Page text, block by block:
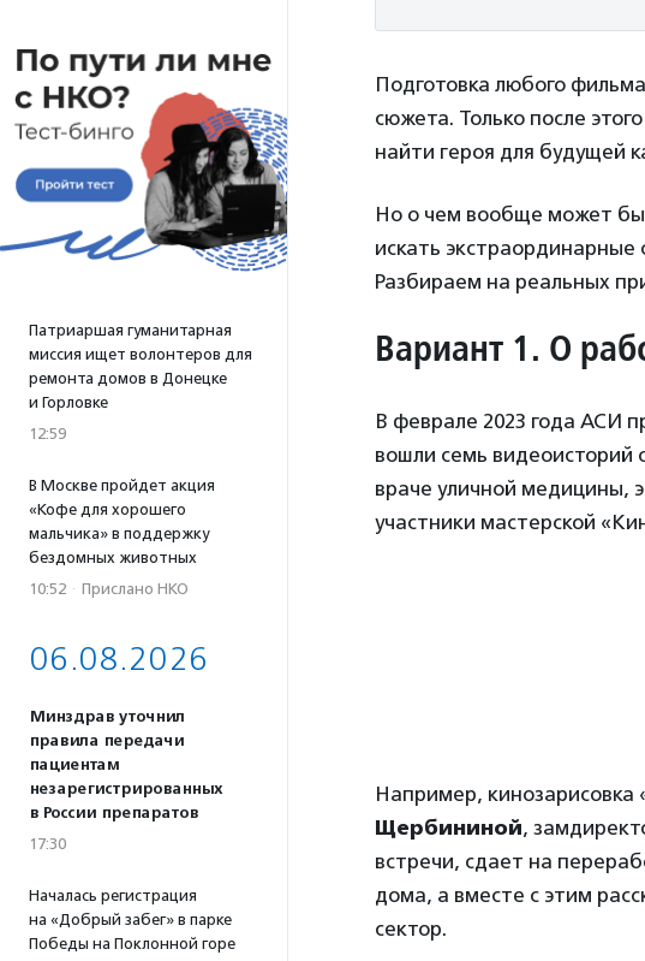
Патриаршая гуманитарная
миссия ищет волонтеров для
ремонта домов в Донецке
и Горловке
12:59
В Москве пройдет акция
«Кофе для хорошего
мальчика» в поддержку
бездомных животных
10:52 · Прислано НКО
06.08.2026
Минздрав уточнил
правила передачи
пациентам
незарегистрированных
в России препаратов
17:30
Началась регистрация
на «Добрый забег» в парке
Победы на Поклонной горе
Подготовка любого
сюжета. Только после
найти героя для будущей
Но о чем вообще может
искать экстраординарные
Разбираем на реальных
Вариант 1. О
В феврале 2023 года АСИ
вошли семь видеоисторий
враче уличной медицины,
участники мастерской
Например, кинозарисовка
Щербининой,
встречи, сдает на
дома, а вместе с этим
сектор.